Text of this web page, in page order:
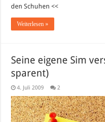
den Schuhen <<
Weiterlesen »
Seine eigene Sim
sparent)
4. Juli 2009 2